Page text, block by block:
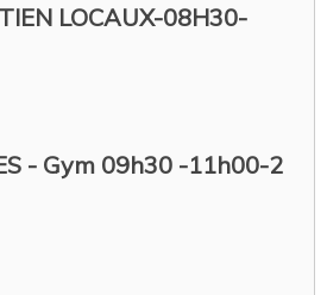
LOCAUX-08H30-
- Gym 09h30 -11h00-2